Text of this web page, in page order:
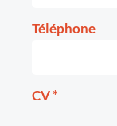
Téléphone
CV*